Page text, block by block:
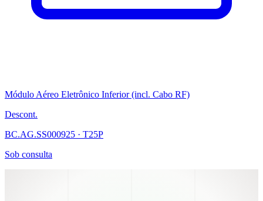
Módulo Aéreo Eletrônico Inferior (incl. Cabo RF)
Descont.
BC.AG.SS000925 · T25P
Sob consulta